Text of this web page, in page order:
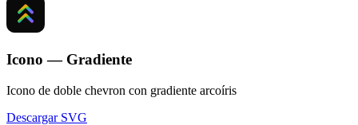
Icono — Gradiente
Icono de doble chevron con gradiente arcoíris
Descargar SVG